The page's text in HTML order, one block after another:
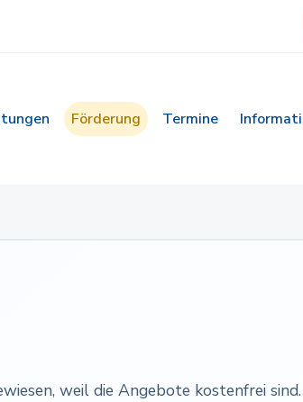
Förderung Termine
weil die Angebote kostenfrei